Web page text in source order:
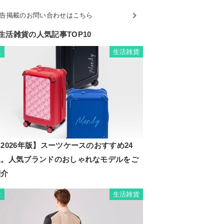
掲載のお問い合わせはこちら
活雑貨の人気記事TOP10
生活雑貨
年版】スーツケースのおすすめ24
人気ブランドのおしゃれなモデルをご
生活雑貨